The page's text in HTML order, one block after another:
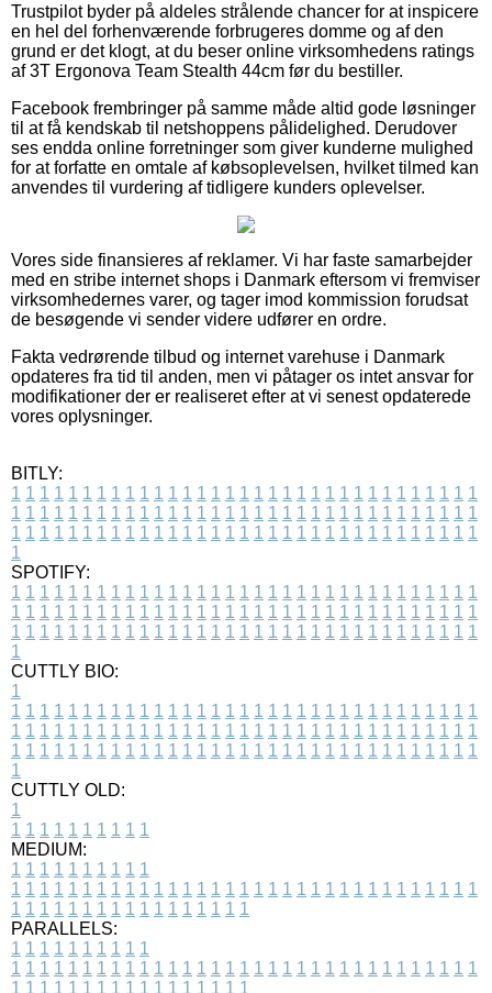
Trustpilot byder på aldeles strålende chancer for at inspicere
en hel del forhenværende forbrugeres domme og af den
grund er det klogt, at du beser online virksomhedens ratings
af 3T Ergonova Team Stealth 44cm før du bestiller.
Facebook frembringer på samme måde altid gode løsninger
til at få kendskab til netshoppens pålidelighed. Derudover
ses endda online forretninger som giver kunderne mulighed
for at forfatte en omtale af købsoplevelsen, hvilket tilmed kan
anvendes til vurdering af tidligere kunders oplevelser.
Vores side finansieres af reklamer. Vi har faste samarbejder
med en stribe internet shops i Danmark eftersom vi fremviser
virksomhedernes varer, og tager imod kommission forudsat
de besøgende vi sender videre udfører en ordre.
Fakta vedrørende tilbud og internet varehuse i Danmark
opdateres fra tid til anden, men vi påtager os intet ansvar for
modifikationer der er realiseret efter at vi senest opdaterede
vores oplysninger.
BITLY:
1 1 1 1 1 1 1 1 1 1 1 1 1 1 1 1 1 1 1 1 1 1 1 1 1 1 1 1 1 1 1 1 1
1 1 1 1 1 1 1 1 1 1 1 1 1 1 1 1 1 1 1 1 1 1 1 1 1 1 1 1 1 1 1 1 1
1 1 1 1 1 1 1 1 1 1 1 1 1 1 1 1 1 1 1 1 1 1 1 1 1 1 1 1 1 1 1 1 1
1
SPOTIFY:
1 1 1 1 1 1 1 1 1 1 1 1 1 1 1 1 1 1 1 1 1 1 1 1 1 1 1 1 1 1 1 1 1
1 1 1 1 1 1 1 1 1 1 1 1 1 1 1 1 1 1 1 1 1 1 1 1 1 1 1 1 1 1 1 1 1
1 1 1 1 1 1 1 1 1 1 1 1 1 1 1 1 1 1 1 1 1 1 1 1 1 1 1 1 1 1 1 1 1
1
CUTTLY BIO:
1
1 1 1 1 1 1 1 1 1 1 1 1 1 1 1 1 1 1 1 1 1 1 1 1 1 1 1 1 1 1 1 1 1
1 1 1 1 1 1 1 1 1 1 1 1 1 1 1 1 1 1 1 1 1 1 1 1 1 1 1 1 1 1 1 1 1
1 1 1 1 1 1 1 1 1 1 1 1 1 1 1 1 1 1 1 1 1 1 1 1 1 1 1 1 1 1 1 1 1
1
CUTTLY OLD:
1
1 1 1 1 1 1 1 1 1 1
MEDIUM:
1 1 1 1 1 1 1 1 1 1
1 1 1 1 1 1 1 1 1 1 1 1 1 1 1 1 1 1 1 1 1 1 1 1 1 1 1 1 1 1 1 1 1
1 1 1 1 1 1 1 1 1 1 1 1 1 1 1 1 1
PARALLELS:
1 1 1 1 1 1 1 1 1 1
1 1 1 1 1 1 1 1 1 1 1 1 1 1 1 1 1 1 1 1 1 1 1 1 1 1 1 1 1 1 1 1 1
1 1 1 1 1 1 1 1 1 1 1 1 1 1 1 1 1